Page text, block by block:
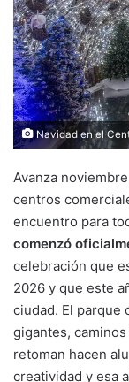
Navidad en el
Avanza
centros
encuentro para
comenzó
celebración que
2026 y que este
ciudad. El parque
gigantes,
retoman hacen
creatividad y esa